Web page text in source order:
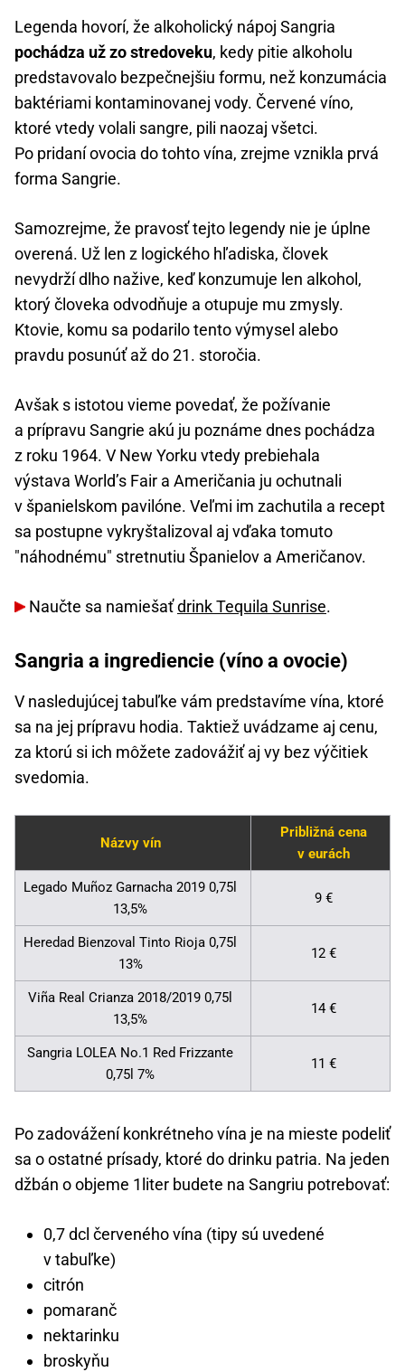
Legenda hovorí, že alkoholický nápoj Sangria
pochádza už zo stredoveku, kedy pitie alkoholu
predstavovalo bezpečnejšiu formu, než konzumácia
baktériami kontaminovanej vody. Červené víno,
ktoré vtedy volali sangre, pili naozaj všetci.
Po pridaní ovocia do tohto vína, zrejme vznikla prvá
forma Sangrie.
Samozrejme, že pravosť tejto legendy nie je úplne
overená. Už len z logického hľadiska, človek
nevydrží dlho nažive, keď konzumuje len alkohol,
ktorý človeka odvodňuje a otupuje mu zmysly.
Ktovie, komu sa podarilo tento výmysel alebo
pravdu posunúť až do 21. storočia.
Avšak s istotou vieme povedať, že požívanie
a prípravu Sangrie akú ju poznáme dnes pochádza
z roku 1964. V New Yorku vtedy prebiehala
výstava World’s Fair a Američania ju ochutnali
v španielskom pavilóne. Veľmi im zachutila a recept
sa postupne vykryštalizoval aj vďaka tomuto
"náhodnému" stretnutiu Španielov a Američanov.
Naučte sa namiešaťdrink Tequila Sunrise.
Sangria a ingrediencie (víno a ovocie)
V nasledujúcej tabuľke vám predstavíme vína, ktoré
sa na jej prípravu hodia. Taktiež uvádzame aj cenu,
za ktorú si ich môžete zadovážiť aj vy bez výčitiek
svedomia.
Názvy vín
Približná cena
v eurách
Legado Muñoz Garnacha 2019 0,75l
13,5%
9 €
Heredad Bienzoval Tinto Rioja 0,75l
13%
12 €
Viña Real Crianza 2018/2019 0,75l
13,5%
14 €
Sangria LOLEA No.1 Red Frizzante
0,75l 7%
11 €
Po zadovážení konkrétneho vína je na mieste podeliť
sa o ostatné prísady, ktoré do drinku patria. Na jeden
džbán o objeme 1liter budete na Sangriu potrebovať:
0,7 dcl červeného vína (tipy sú uvedené
v tabuľke)
citrón
pomaranč
nektarinku
broskyňu